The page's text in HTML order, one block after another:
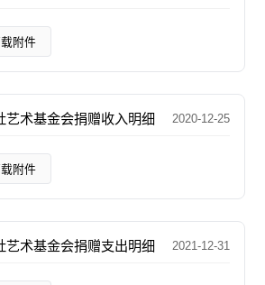
附件
艺术基金会捐赠收入明细 2020-12-25
附件
艺术基金会捐赠支出明细 2021-12-31